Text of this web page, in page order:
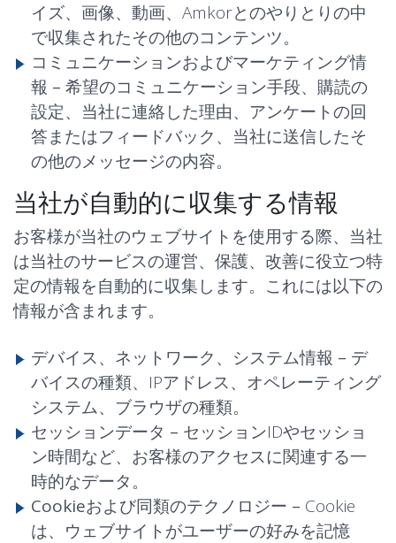
イズ、画像、動画、Amkorとのやりとりの中
で収集されたその他のコンテンツ。
コミュニケーションおよびマーケティング情
報 – 希望のコミュニケーション手段、購読の
設定、当社に連絡した理由、アンケートの回
答またはフィードバック、当社に送信したそ
の他のメッセージの内容。
当社が自動的に収集する情報
お客様が当社のウェブサイトを使用する際、当社
は当社のサービスの運営、保護、改善に役立つ特
定の情報を自動的に収集します。これには以下の
情報が含まれます。
デバイス、ネットワーク、システム情報 – デ
バイスの種類、IPアドレス、オペレーティング
システム、ブラウザの種類。
セッションデータ – セッションIDやセッショ
ン時間など、お客様のアクセスに関連する一
時的なデータ。
Cookieおよび同類のテクノロジー – Cookie
は、ウェブサイトがユーザーの好みを記憶